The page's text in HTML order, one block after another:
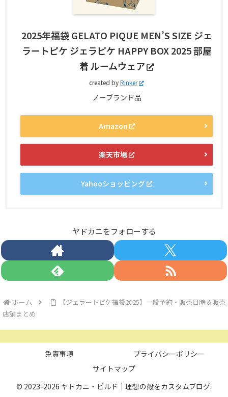
2025年福袋 GELATO PIQUE MEN’S SIZE ジェ
ラートピケ ジェラピケ HAPPY BOX 2025 部屋
着 ルームウェア
created byRinker
ノーブランド品
Amazon
楽天市場
Yahooショッピング
ヤドカニをフォローする
ホーム
【ジェラートピケ福袋2025】一般予約・販売日時＆販売
店舗まとめ
免責事項
プライバシーポリシー
サイトマップ
© 2023-2026 ヤドカニ・ビルド｜理想の殻をカスタムブログ.